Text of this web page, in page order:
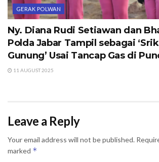
GERAK POLWAN
Ny. Diana Rudi Setiawan dan
Polda Jabar Tampil sebagai
Gunung’ Usai Tancap Gas di
11 AUGUST 2025
Leave a Reply
Your email address will not be published.
marked *